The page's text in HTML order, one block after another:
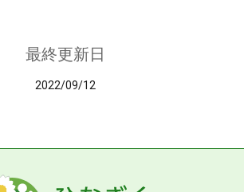
最終更新日
2022/09/12